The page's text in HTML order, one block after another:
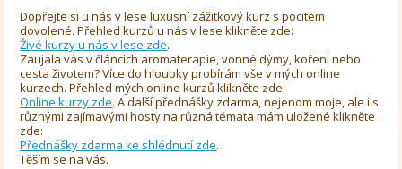
Dopřejte si u nás v lese luxusní zážitkový kurz s pocitem
dovolené. Přehled kurzů u nás v lese klikněte zde:
Živé kurzy u nás v lese zde.
Zaujala vás v článcích aromaterapie, vonné dýmy, koření nebo
cesta životem? Více do hloubky probírám vše v mých online
kurzech. Přehled mých online kurzů klikněte zde:
Online kurzy zde. A další přednášky zdarma, nejenom moje, ale i s
různými zajímavými hosty na různá témata mám uložené klikněte
zde:
Přednášky zdarma ke shlédnutí zde.
Těším se na vás.